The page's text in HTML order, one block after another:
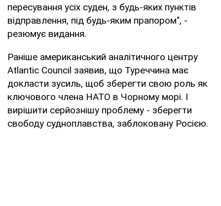
пересування усіх суден, з будь-яких пунктів
відправлення, під будь-яким прапором", -
резюмує видання.
Раніше американський аналітичного центру
Atlantic Council заявив, що Туреччина має
докласти зусиль, щоб зберегти свою роль як
ключового члена НАТО в Чорному морі. І
вирішити серйознішу проблему - зберегти
свободу судноплавства, заблоковану Росією.